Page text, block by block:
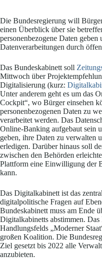
Die Bundesregierung will
einen Überblick über sie
personenbezogene Daten geben
Datenverarbeitungen durch
Das Bundeskabinett soll
Mittwoch über
Digitalisierung (kurz:
Unter anderem geht es um das
Cockpit“, wo Bürger einsehen
personenbezogenen Daten zu
verarbeitet werden. Das
Online-Banking aufgebaut sein
geben, ihre Daten zu verwalten
erledigen. Darüber hinaus soll
zwischen den Behörden
Plattform eine Einwilligung der
kann.
Das Digitalkabinett ist das
digitalpolitische Fragen auf
Bundeskabinett muss am Ende
Digitalkabinetts abstimmen. Das
Handlungsfelds „Moderner
großen Koalition. Die
Ziel gesetzt bis 2022 alle
anzubieten.